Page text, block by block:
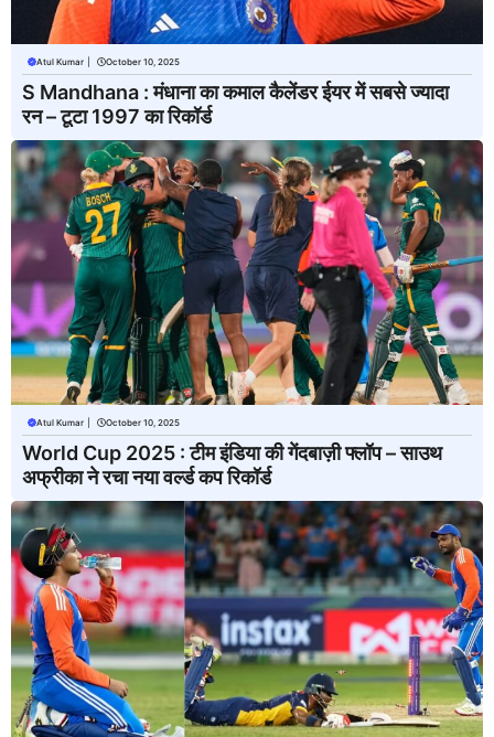
Atul Kumar October 10, 2025
S Mandhana : मंधाना का कमाल कैलेंडर ईयर में सबसे ज्यादा
रन – टूटा 1997 का रिकॉर्ड
Atul Kumar October 10, 2025
World Cup 2025 : टीम इंडिया की गेंदबाज़ी फ्लॉप – साउथ
अफ्रीका ने रचा नया वर्ल्ड कप रिकॉर्ड